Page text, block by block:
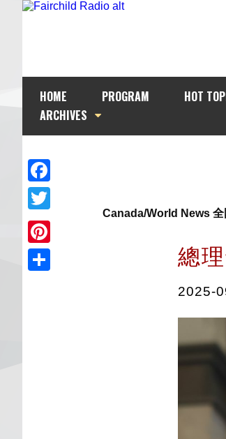
HOME PROGRAM HOT
ARCHIVES
Facebook
Twitter
Pinterest
Canada/World News 全
總
2025-